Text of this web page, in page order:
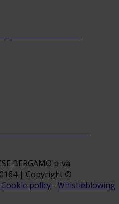
BERGAMO p.iva
| Copyright ©
Cookie policy - Whistleblowing